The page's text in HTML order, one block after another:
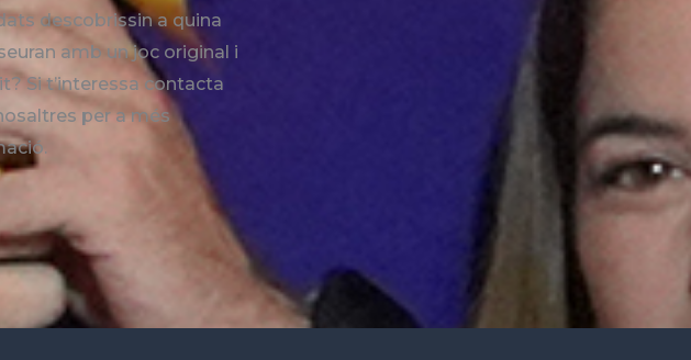
descobrissin a quina
amb un joc original i
Si t’interessa contacta
per a més